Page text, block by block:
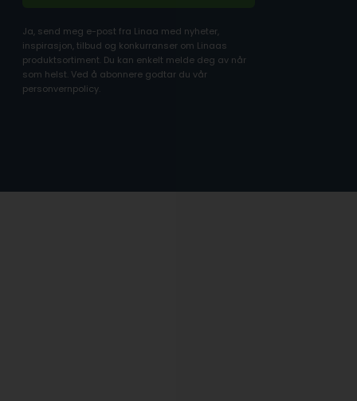
Ja, send meg e-post fra Linaa med nyheter,
inspirasjon, tilbud og konkurranser om Linaas
produktsortiment. Du kan enkelt melde deg av når
som helst. Ved å abonnere godtar du vår
personvernpolicy.